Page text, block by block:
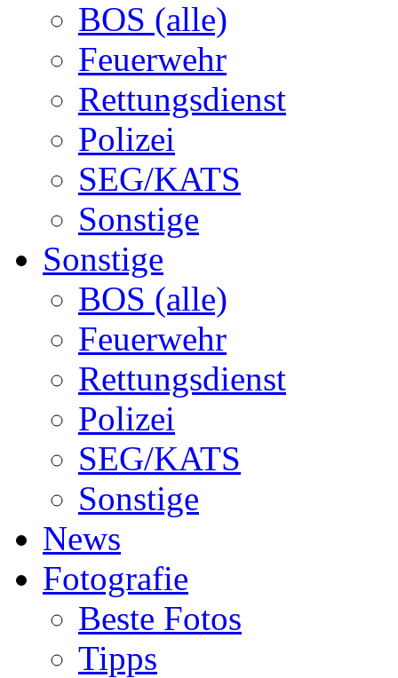
BOS (alle)
Feuerwehr
Rettungsdienst
Polizei
SEG/KATS
Sonstige
Sonstige
BOS (alle)
Feuerwehr
Rettungsdienst
Polizei
SEG/KATS
Sonstige
News
Fotografie
Beste Fotos
Tipps